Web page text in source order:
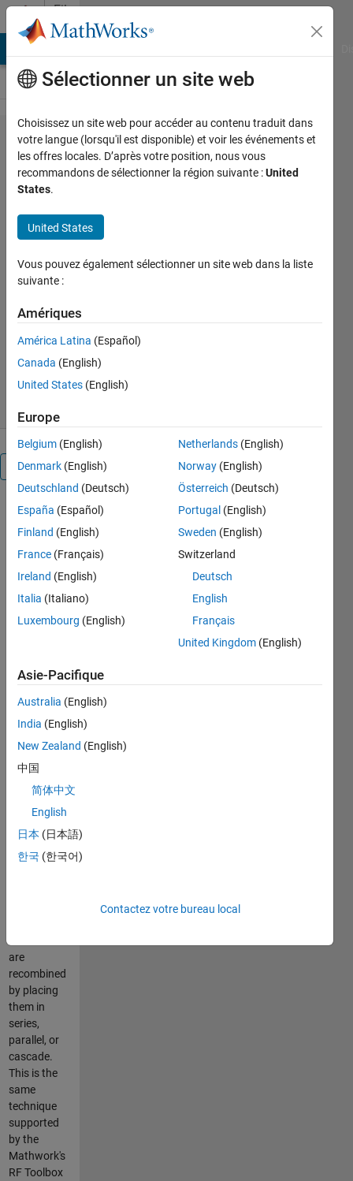
Passer au contenu
File
Exchange
Function
Based
Passive or Active 2 Port Circuit
Analysis by using functions as
Version 1.0.3(2,34 Mo)
205 téléchargements
0,00/5(0) 23 mai 2020
Présentation
This
collection of
symbolic
functions
and
examples of
their use, is
symbolic
both passive
and active
lumped,
invariant
circuits. This
analysis is
by
decomposing
are
recombined
by placing
them in
series,
parallel, or
cascade.
This is the
same
technique
supported
by the
Mathwork's
RF Toolbox
Sélectionner un site web
Choisissez un site web pour accéder au contenu traduit dans
votre langue (lorsqu'il est disponible) et voir les événements et
les offres locales. D’après votre position, nous vous
recommandons de sélectionner la région suivante :United
States.
United States
Vous pouvez également sélectionner un site web dans la liste
suivante :
Amériques
América Latina (Español)
Canada (English)
United States (English)
Europe
Belgium (English)
Denmark (English)
Deutschland (Deutsch)
España (Español)
Finland (English)
France (Français)
Ireland (English)
Italia (Italiano)
Luxembourg (English)
Netherlands (English)
Norway (English)
Österreich (Deutsch)
Portugal (English)
Sweden (English)
Switzerland
Deutsch
English
Français
United Kingdom (English)
Asie-Pacifique
Australia (English)
India (English)
New Zealand (English)
中国
简体中文
English
日本 (日本語)
한국 (한국어)
Contactez votre bureau local